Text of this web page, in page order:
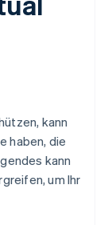
kann
haben, die
kann
um Ihr